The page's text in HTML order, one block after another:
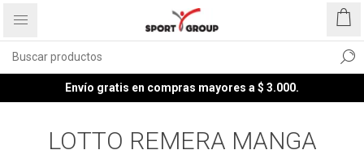
Envío gratis en compras mayores a $ 3.000.
LOTTO REMERA MANGA